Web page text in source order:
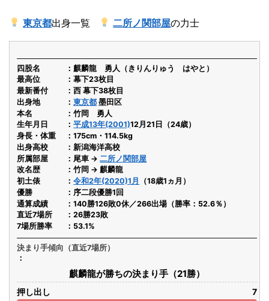
東京都出身一覧 二所ノ関部屋の力士
四股名
麒麟龍 勇人（きりんりゅう はやと）
最高位
幕下23枚目
最新番付
西 幕下38枚目
出身地
東京都 墨田区
本名
竹岡 勇人
生年月日
平成13年(2001)12月21日（24歳）
身長・体重
175cm・114.5kg
出身高校
新潟海洋高校
所属部屋
尾車 →二所ノ関部屋
改名歴
竹岡 → 麒麟龍
初土俵
令和2年(2020)1月
（18歳1ヵ月）
優勝
序二段優勝1回
通算成績
140勝126敗0休／266出場（勝率：52.6％）
直近7場所
26勝23敗
7場所勝率
53.1%
決まり手傾向（直近7場所）
麒麟龍が勝ちの決まり手（21勝）
押し出し 7